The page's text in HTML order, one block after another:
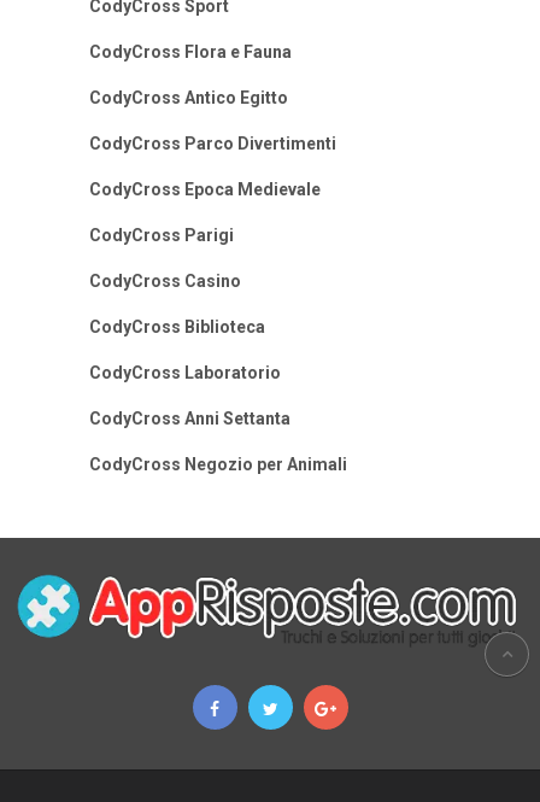
CodyCross Sport
CodyCross Flora e Fauna
CodyCross Antico Egitto
CodyCross Parco Divertimenti
CodyCross Epoca Medievale
CodyCross Parigi
CodyCross Casino
CodyCross Biblioteca
CodyCross Laboratorio
CodyCross Anni Settanta
CodyCross Negozio per Animali